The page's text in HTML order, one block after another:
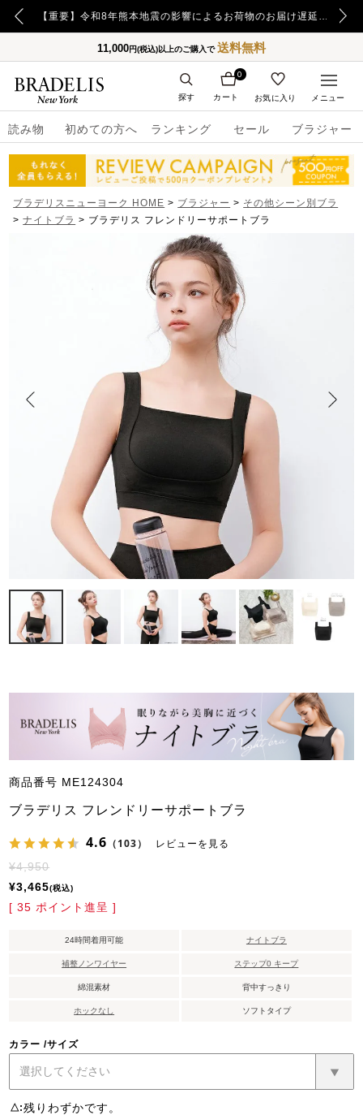
【重要】日本郵便の障害による配送への影響についてのお詫び 【重要】令和8年熊本地震の影響によるお荷物のお届け遅延について
11,000円(税込)以上のご購入で送料無料
読み物 初めての方へ ランキング セール ブラジャー
カート
0
お気に入り
探す メニュー
ブラデリスニューヨーク HOME ブラジャー
その他シーン別ブラ
ナイトブラ
ブラデリス フレンドリーサポートブラ
商品番号 ME124304
ブラデリス フレンドリーサポートブラ
4.6 （103） レビューを見る
¥4,950
¥3,465 税込
[ 35 ポイント進呈 ]
24時間着用可能 ナイトブラ
補整ノンワイヤー ステップ0 キープ
綿混素材 背中すっきり
ホックなし ソフトタイプ
カラー サイズ
△ 残りわずかです。